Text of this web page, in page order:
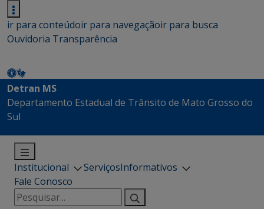
ir para conteúdoir para navegaçãoir para busca
Ouvidoria Transparência
Detran MS
Departamento Estadual de Trânsito de Mato Grosso do
Sul
Institucional ServiçosInformativos
Fale Conosco
Pesquisar